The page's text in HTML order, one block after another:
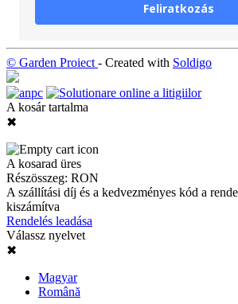
Feliratkozás
© Garden Proiect - Created with Soldigo
A kosár tartalma
✖
A kosarad üres
Részösszeg: RON
A szállítási díj és a kedvezményes kód a
kiszámítva
Rendelés leadása
Válassz nyelvet
✖
Magyar
Română